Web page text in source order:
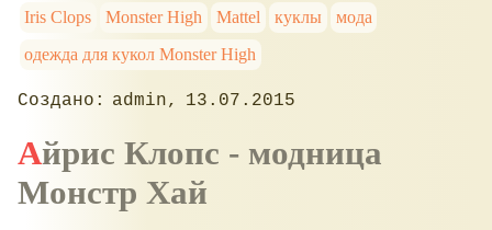
Iris Clops
Monster High Mattel куклы
мода
одежда для кукол Monster High
admin 13.07.2015
Айрис Клопс - модница
Монстр Хай